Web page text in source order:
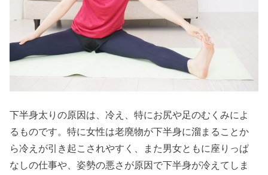
下半身太りの原因は、冷え、特にお尻や足のむくみによ
るものです。特に女性は老廃物が下半身に溜まることか
ら冷えが引き起こされやすく、また男女ともに座りっぱ
なしの仕事や、姿勢の悪さが原因で下半身が冷えてしま